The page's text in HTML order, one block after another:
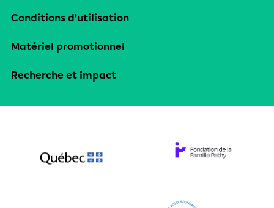
Conditions d’utilisation
Matériel promotionnel
Recherche et impact